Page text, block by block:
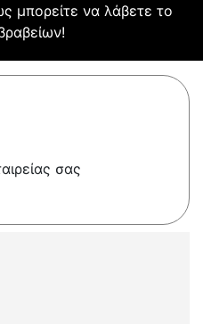
μπορείτε να λάβετε το
σας